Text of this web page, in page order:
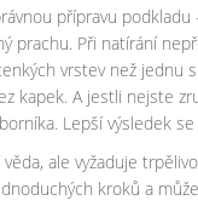
přípravu
prachu. Při natírání
vrstev než jednu
kapek. A jestli nejste
Lepší výsledek se
ale vyžaduje
kroků a